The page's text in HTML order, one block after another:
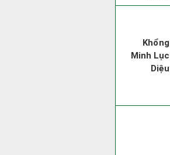
Khổng
Minh Lục
Diệu